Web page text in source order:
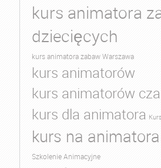
kurs animatora
dziecięcych
kurs animatora zabaw Warszawa
kurs animatorów
kurs animatorów
kurs dla animatora
kurs na animatora
Szkolenie Animacyjne